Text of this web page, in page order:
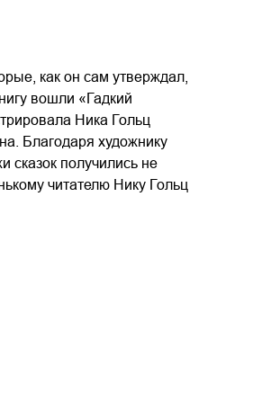
как он сам утверждал,
вошли «Гадкий
Ника Гольц
Благодаря художнику
сказок получились не
читателю Нику Гольц